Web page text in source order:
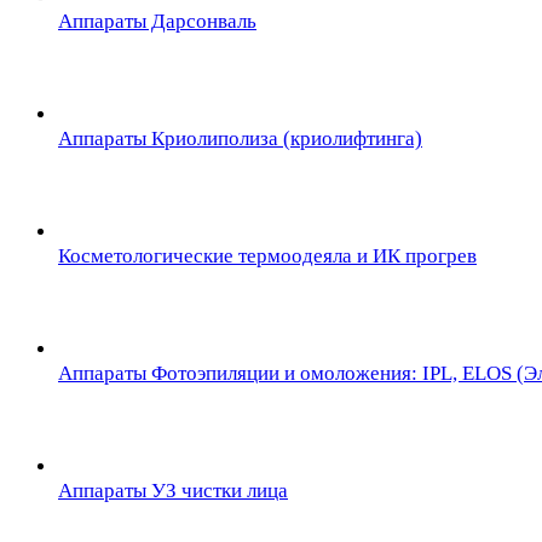
Аппараты Дарсонваль
Аппараты Криолиполиза (криолифтинга)
Косметологические термоодеяла и ИК прогрев
Аппараты Фотоэпиляции и омоложения: IPL, ELOS
Аппараты УЗ чистки лица